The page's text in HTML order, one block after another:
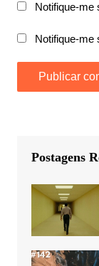
Notifique-me
Notifique-me
Postagens